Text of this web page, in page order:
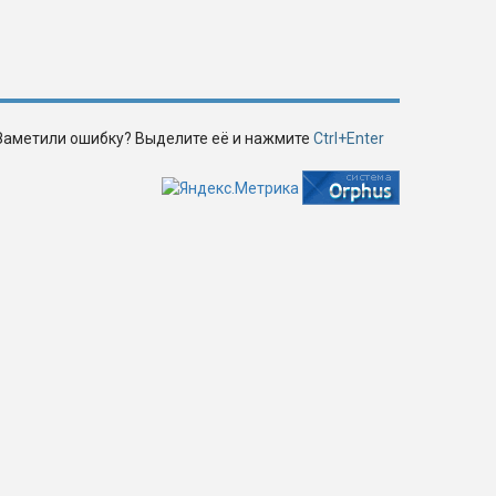
ошибку? Выделите её и нажмите Ctrl+Enter